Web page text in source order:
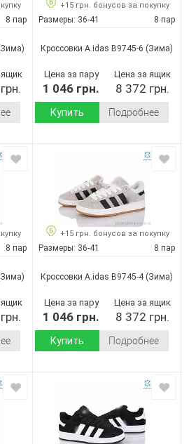
8 пар
+15 грн. бонусов за покупку
Размеры: 36-41 8 пар
Кроссовки A.idas B9745-6 (Зима)
Цена за пару
1 046 грн.
Цена за ящик
8 372 грн.
Купить Подробнее
8 пар
+15 грн. бонусов за покупку
Размеры: 36-41 8 пар
Кроссовки A.idas B9745-4(Зима)
Цена за пару
1 046 грн.
Цена за ящик
8 372 грн.
Купить Подробнее